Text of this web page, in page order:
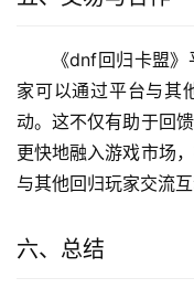
《dnf回归卡盟
家可以通过平台与其
动。这不仅有助于回
更快地融入游戏市场
与其他回归玩家交流
六、总结